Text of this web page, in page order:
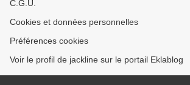
C.G.U.
Cookies et données personnelles
Préférences cookies
Voir le profil de jackline sur le portail Eklablog